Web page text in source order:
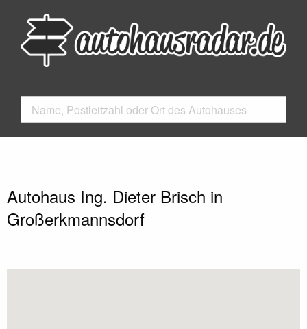
Autohaus Ing. Dieter Brisch in
Großerkmannsdorf